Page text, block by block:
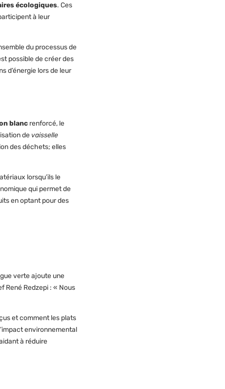
écologiques. Ces
à leur
du processus de
possible de créer des
d’énergie lors de leur
blanc renforcé, le
de vaisselle
des déchets; elles
lorsqu’ils le
qui permet de
en optant pour des
verte ajoute une
René Redzepi : « Nous
et comment les plats
environnemental
à réduire